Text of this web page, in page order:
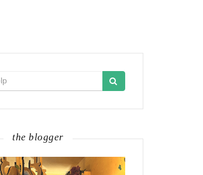
the blogger